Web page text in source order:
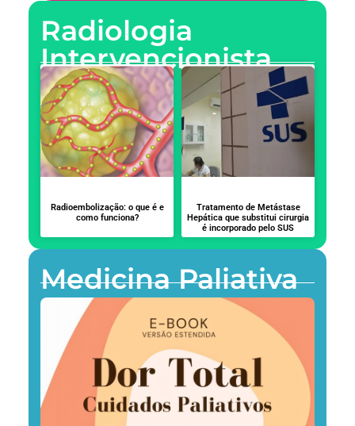
Radiologia
Intervencionista
Radioembolização: o que é e
como funciona?
Tratamento de Metástase
Hepática que substitui cirurgia
é incorporado pelo SUS
Medicina Paliativa